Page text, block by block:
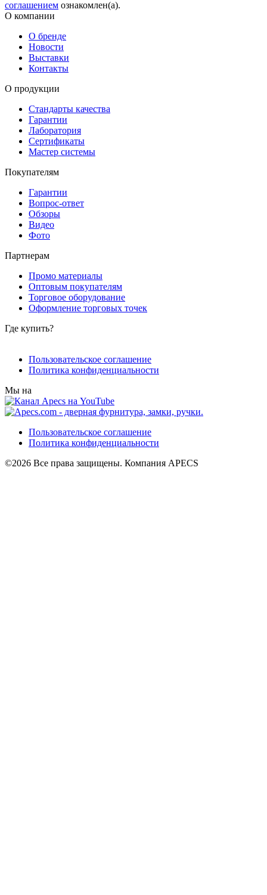
соглашением ознакомлен(а).
О компании
О бренде
Новости
Выставки
Контакты
О продукции
Стандарты качества
Гарантии
Лаборатория
Сертификаты
Мастер системы
Покупателям
Гарантии
Вопрос-ответ
Обзоры
Видео
Фото
Партнерам
Промо материалы
Оптовым покупателям
Торговое оборудование
Оформление торговых точек
Где купить?
Пользовательское соглашение
Политика конфиденциальности
Мы на
Пользовательское соглашение
Политика конфиденциальности
©2026 Все права защищены. Компания APECS